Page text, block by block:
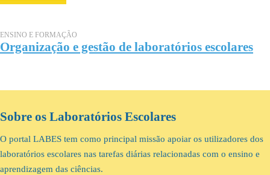
ENSINO E FORMAÇÃO
Organização e gestão de laboratórios escolares
Sobre os Laboratórios Escolares
O portal LABES tem como principal missão apoiar os utilizadores dos
laboratórios escolares nas tarefas diárias relacionadas com o ensino e
aprendizagem das ciências.